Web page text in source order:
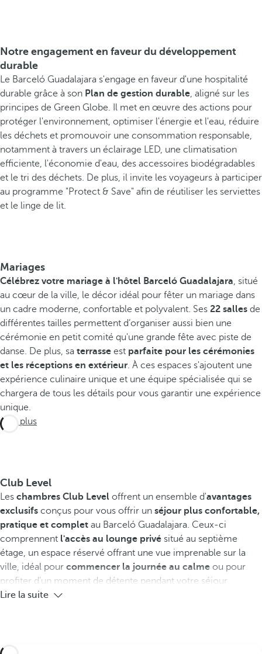
Notre engagement en faveur du développement
durable
Le Barceló Guadalajara s'engage en faveur d'une hospitalité
durable grâce à son Plan de gestion durable, aligné sur les
principes de Green Globe. Il met en œuvre des actions pour
protéger l'environnement, optimiser l'énergie et l'eau, réduire
les déchets et promouvoir une consommation responsable,
notamment à travers un éclairage LED, une climatisation
efficiente, l'économie d'eau, des accessoires biodégradables
et le tri des déchets. De plus, il invite les voyageurs à participer
au programme "Protect & Save" afin de réutiliser les serviettes
et le linge de lit.
Mariages
Célébrez votre mariage à l'hôtel Barceló Guadalajara, situé
au cœur de la ville, le décor idéal pour fêter un mariage dans
un cadre moderne, confortable et polyvalent. Ses 22 salles de
différentes tailles permettent d’organiser aussi bien une
cérémonie en petit comité qu'une grande fête avec piste de
danse. De plus, sa terrasse est parfaite pour les cérémonies
et les réceptions en extérieur. À ces espaces s'ajoutent une
expérience culinaire unique et une équipe spécialisée qui se
chargera de tous les détails pour vous garantir une expérience
unique.
Voir plus
Club Level
Les chambres Club Level offrent un ensemble d'avantages
exclusifs conçus pour vous offrir un séjour plus confortable,
pratique et complet au Barceló Guadalajara. Ceux-ci
comprennent l'accès au lounge privé situé au septième
étage, un espace réservé offrant une vue imprenable sur la
ville, idéal pour commencer la journée au calme ou pour
profiter d'un moment de détente pendant votre séjour.
Lire la suite